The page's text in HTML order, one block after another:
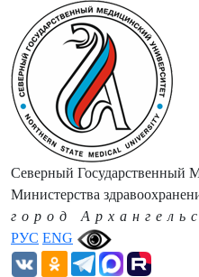
РУС ENG
Северный Государственный
Министерства
город